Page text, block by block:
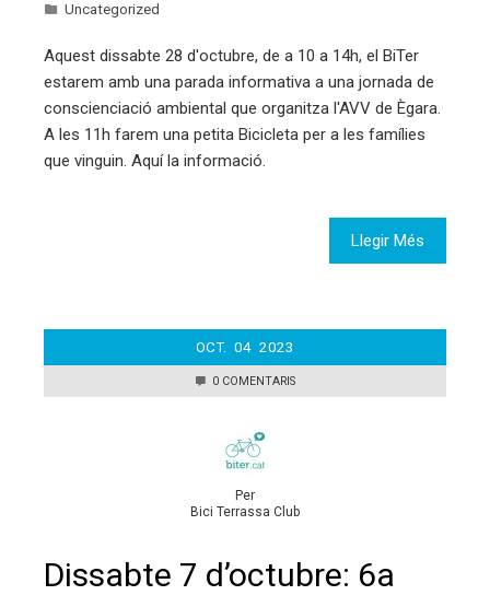
Uncategorized
Aquest dissabte 28 d'octubre, de a 10 a 14h, el BiTer
estarem amb una parada informativa a una jornada de
conscienciació ambiental que organitza l'AVV de Ègara.
A les 11h farem una petita Bicicleta per a les famílies
que vinguin. Aquí la informació.
Llegir Més
OCT. 04 2023
0 COMENTARIS
Per
Bici Terrassa Club
Dissabte 7 d’octubre: 6a